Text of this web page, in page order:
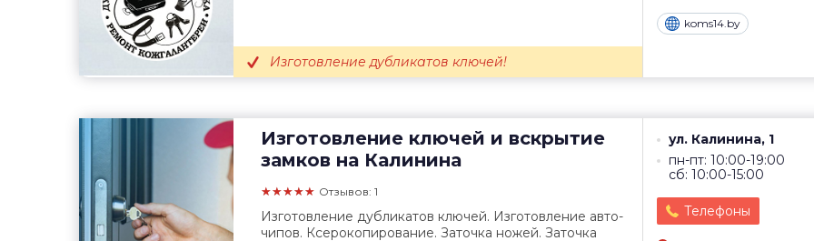
koms14.by
Изготовление дубликатов ключей!
Изготовление ключей и вскрытие
замков на Калинина
★★★★★ Отзывов: 1
ул. Калинина, 1
пн-пт: 10:00-19:00
сб: 10:00-15:00
Телефоны
Изготовление дубликатов ключей. Изготовление авто-
чипов. Ксерокопирование. Заточка ножей. Заточка